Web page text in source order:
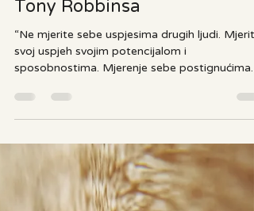
Ananda
29. pro 2025.
4 min čitanja
“Kada patite, vi ste
samo sobom.” – 50 citata
Tony Robbinsa
“Ne mjerite sebe uspjesima drugih ljudi. Mjerite
svoj uspjeh svojim potencijalom i
sposobnostima. Mjerenje sebe postignućima
drugih će smanjiti vaša očekivanja od sebe.”